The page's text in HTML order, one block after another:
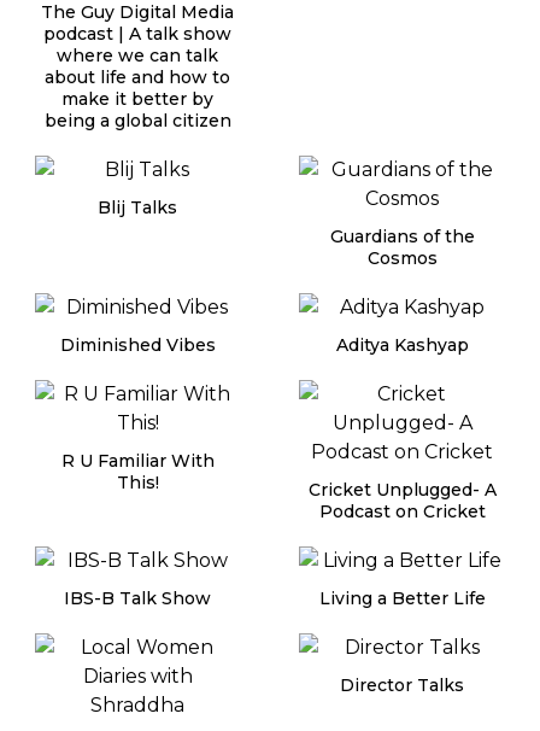
The Guy Digital Media
podcast | A talk show
where we can talk
about life and how to
make it better by
being a global citizen
Blij Talks
Guardians of the
Cosmos
Diminished Vibes Aditya Kashyap
R U Familiar With
This!
Cricket Unplugged- A
Podcast on Cricket
IBS-B Talk Show Living a Better Life
Director Talks